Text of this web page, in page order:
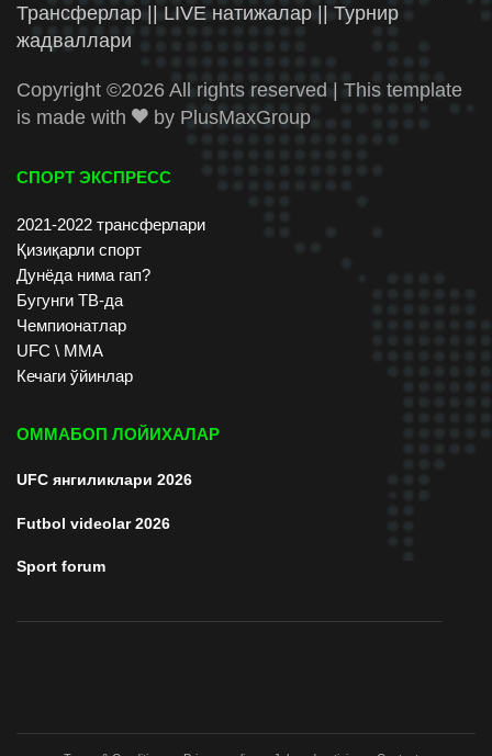
Трансферлар || LIVE натижалар || Турнир
жадваллари
Copyright ©2026 All rights reserved | This template
is made with
by PlusMaxGroup
СПОРТ ЭКСПРЕСС
2021-2022 трансферлари
Қизиқарли спорт
Дунёда нима гап?
Бугунги ТВ-да
Чемпионатлар
UFC \ ММА
Кечаги ўйинлар
ОММАБОП ЛОЙИХАЛАР
UFC янгиликлари 2026
Futbol videolar 2026
Sport forum